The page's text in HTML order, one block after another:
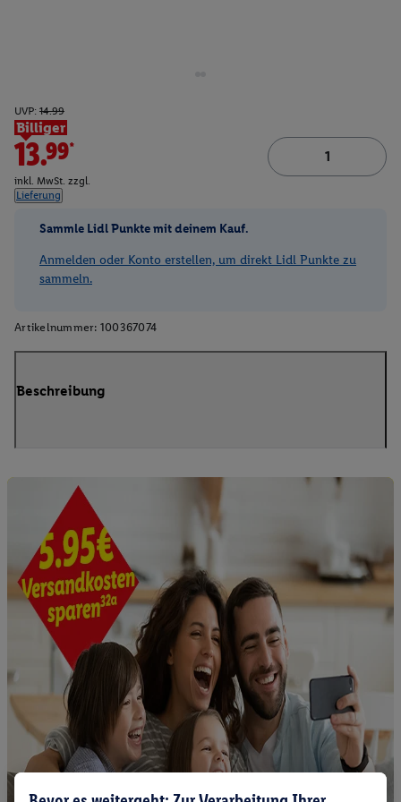
UVP: 14.99
Billiger
13.99*
inkl. MwSt. zzgl.
Lieferung
Sammle Lidl Punkte mit deinem Kauf.
Anmelden oder Konto erstellen, um direkt Lidl Punkte zu
sammeln.
Artikelnummer: 100367074
Beschreibung